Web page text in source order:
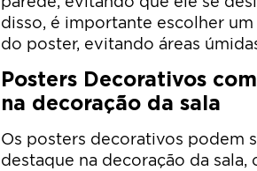
disso, é importante escolher
do poster, evitando áreas
Posters Decorativos
na decoração da sala
Os posters decorativos podem
destaque na decoração da sala,